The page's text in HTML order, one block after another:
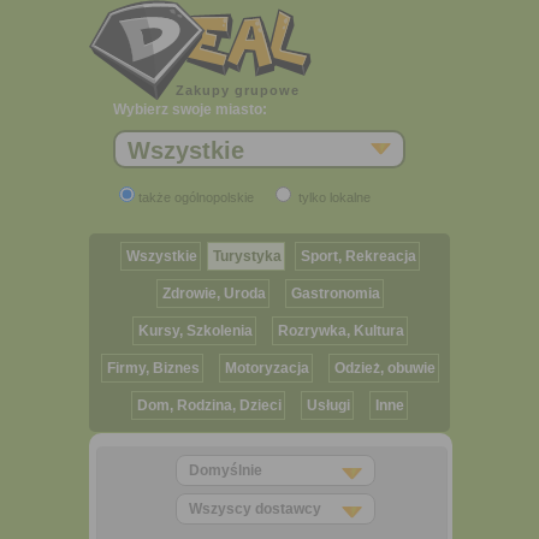
Zakupy grupowe
Wybierz swoje miasto:
Wszystkie
także ogólnopolskie tylko lokalne
Wszystkie Turystyka Sport, Rekreacja
Zdrowie, Uroda Gastronomia
Kursy, Szkolenia Rozrywka, Kultura
Firmy, Biznes Motoryzacja Odzież, obuwie
Dom, Rodzina, Dzieci Usługi Inne
Domyślnie
Wszyscy dostawcy